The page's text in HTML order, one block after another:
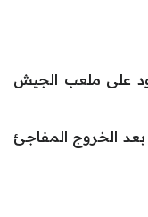
على ملعب الجيش
الخروج المفاجئ